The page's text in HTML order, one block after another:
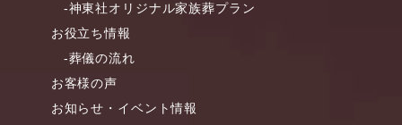
-神東社オリジナル家族葬プラン
お役立ち情報
-葬儀の流れ
お客様の声
お知らせ・イベント情報